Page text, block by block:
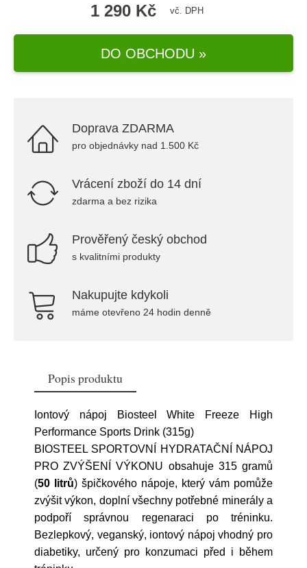
1 290 Kč vč. DPH
DO OBCHODU »
Doprava ZDARMA
pro objednávky nad 1.500 Kč
Vrácení zboží do 14 dní
zdarma a bez rizika
Prověřený český obchod
s kvalitními produkty
Nakupujte kdykoli
máme otevřeno 24 hodin denně
Popis produktu
Iontový nápoj Biosteel White Freeze High
Performance Sports Drink (315g)
BIOSTEEL SPORTOVNÍ HYDRATAČNÍ NÁPOJ
PRO ZVÝŠENÍ VÝKONU obsahuje 315 gramů
(50 litrů) špičkového nápoje, který vám pomůže
zvýšit výkon, doplní všechny potřebné minerály a
podpoří správnou regenaraci po tréninku.
Bezlepkový, veganský, iontový nápoj vhodný pro
diabetiky, určený pro konzumaci před i během